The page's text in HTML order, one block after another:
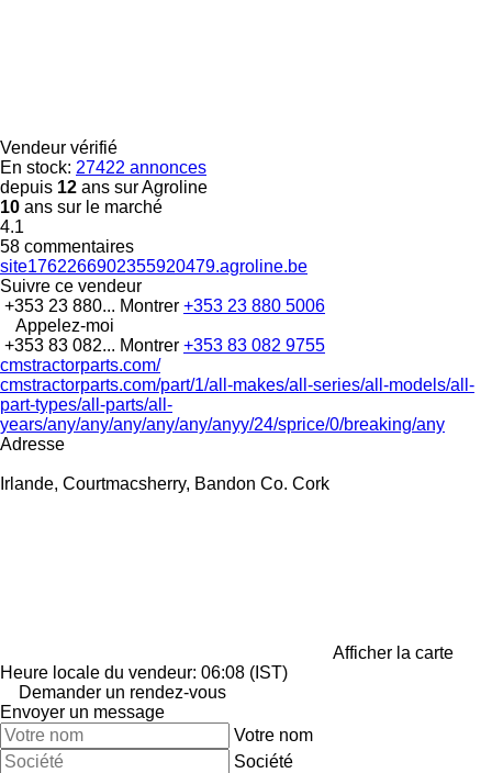
Vendeur vérifié
En stock: 27422 annonces
depuis 12 ans sur Agroline
10 ans sur le marché
4.1
58 commentaires
site1762266902355920479.agroline.be
Suivre ce vendeur
+353 23 880... Montrer +353 23 880 5006
Appelez-moi
+353 83 082... Montrer +353 83 082 9755
cmstractorparts.com/
cmstractorparts.com/part/1/all-makes/all-series/all-models/all-
part-types/all-parts/all-
years/any/any/any/any/any/anyy/24/sprice/0/breaking/any
Adresse
Irlande, Courtmacsherry, Bandon Co. Cork
Afficher la carte
Heure locale du vendeur: 06:08 (IST)
Demander un rendez-vous
Envoyer un message
Votre nom
Société